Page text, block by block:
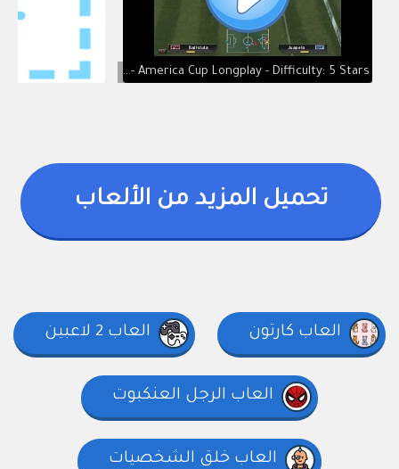
Pro Evolution Soccer 2 (PlayStation 2 Version) - America Cup Longplay - Difficulty: 5 Stars
تحميل المزيد من الألعاب
العاب كارتون العاب 2 لاعبين
العاب الرجل العنكبوت
العاب خلق الشخصيات